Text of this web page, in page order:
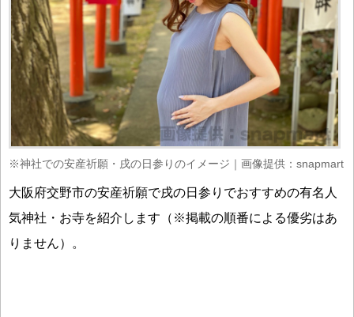
※神社での安産祈願・戌の日参りのイメージ｜画像提供：snapmart
大阪府交野市の安産祈願で戌の日参りでおすすめの有名人
気神社・お寺を紹介します（※掲載の順番による優劣はあ
りません）。